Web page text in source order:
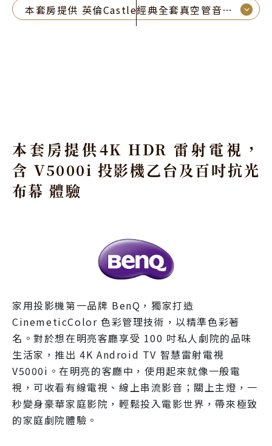
本套房提供 英倫Castle經典全套真空管音響組 體驗 ⌵
本套房提供4K HDR 雷射電視，
含 V5000i 投影機乙台及百吋抗光
布幕 體驗
家用投影機第一品牌 BenQ，獨家打造
CinemeticColor 色彩管理技術，以精準色彩著
名。對於想在明亮客廳享受 100 吋私人劇院的品味
生活家，推出 4K Android TV 智慧雷射電視
V5000i。在明亮的客廳中，使用起來就像一般電
視，可收看有線電視、線上串流影音；關上主燈，一
秒變身豪華家庭影院，輕鬆投入電影世界，帶來極致
的家庭劇院體驗。